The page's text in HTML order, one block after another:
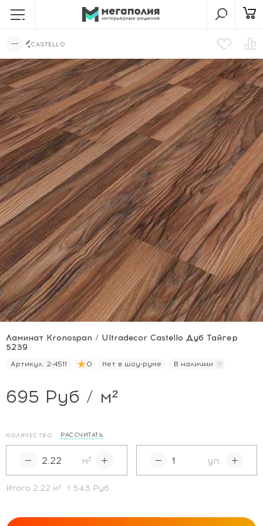
CASTELLO
Ламинат Kronospan / Ultradecor Castello Дуб Тайгер
5239
Артикул: 2-4511 0 Нет в шоу-руме В наличии
695 Руб / м²
КОЛИЧЕСТВО РАССЧИТАТЬ
м² уп.
Итого 2.22 м² 1 543 Руб